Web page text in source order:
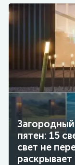
пятен: 15
свет не
раскрывает